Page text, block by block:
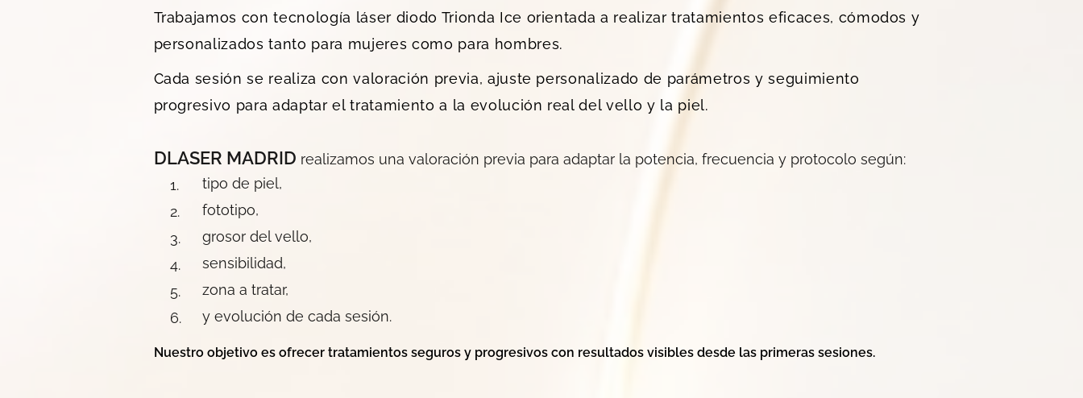
Trabajamos con tecnología láser diodo Trionda Ice orientada a realizar tratamientos eficaces, cómodos y
personalizados tanto para mujeres como para hombres.
Cada sesión se realiza con valoración previa, ajuste personalizado de parámetros y seguimiento
progresivo para adaptar el tratamiento a la evolución real del vello y la piel.
DLASER MADRID realizamos una valoración previa para adaptar la potencia, frecuencia y protocolo según:
tipo de piel,
fototipo,
grosor del vello,
sensibilidad,
zona a tratar,
y evolución de cada sesión.
Nuestro objetivo es ofrecer tratamientos seguros y progresivos con resultados visibles desde las primeras sesiones.